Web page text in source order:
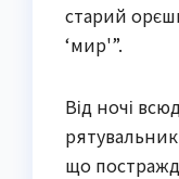
старий
‘мир'”.
Від ночі
що